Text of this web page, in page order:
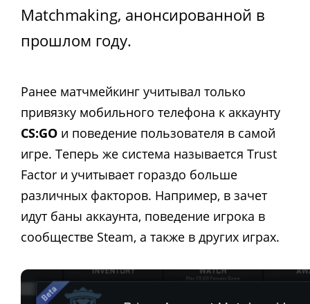
Matchmaking, анонсированной в
прошлом году.
Ранее матчмейкинг учитывал только
привязку мобильного телефона к аккаунту
CS:GO и поведение пользователя в самой
игре. Теперь же система называется Trust
Factor и учитывает гораздо больше
различных факторов. Например, в зачет
идут баны аккаунта, поведение игрока в
сообществе Steam, а также в других играх.